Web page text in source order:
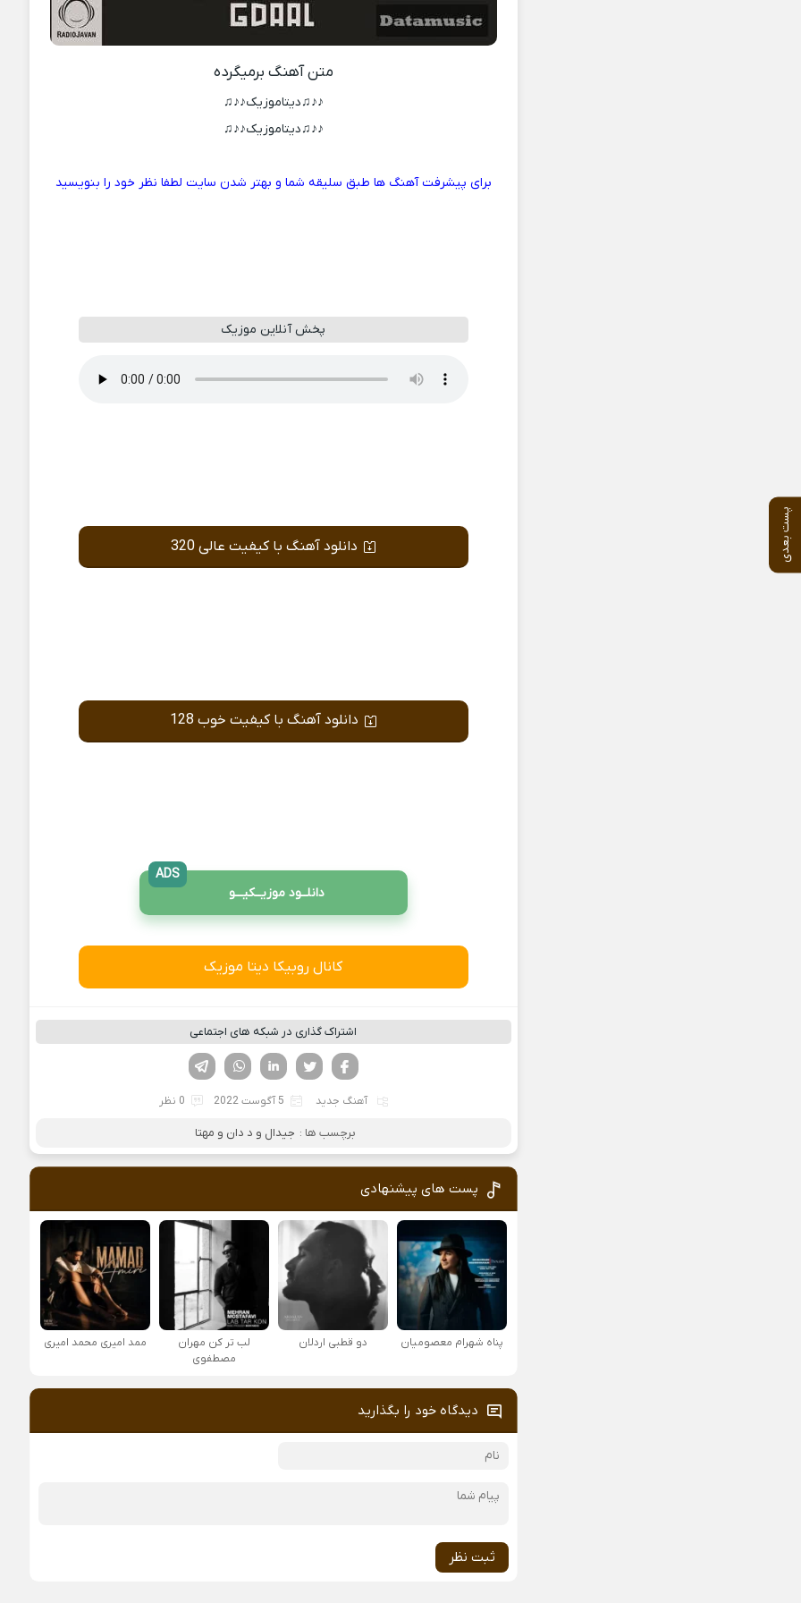
پست بعدی
متن آهنگ برمیگرده
♪♪♫دیتاموزیک♪♪♫
♪♪♫دیتاموزیک♪♪♫
برای پیشرفت آهنگ ها طبق سلیقه شما و بهتر شدن سایت لطفا نظر خود را بنویسید
پخش آنلاین موزیک
دانلود آهنگ با کیفیت عالی 320
دانلود آهنگ با کیفیت خوب 128
دانلــود موزیــکیـــو
ADS
کانال روبیکا دیتا موزیک
اشتراک گذاری در شبکه های اجتماعی
لینکدین تویتر
فیسوک
آهنگ جدید 5 آگوست 2022 0 نظر
برچسب ها : جیدال و د دان و مهتا
پست های پیشنهادی
پناه شهرام معصومیان دو قطبی اردلان
لب تر کن مهران
مصطفوی
ممد امیری محمد امیری
دیدگاه خود را بگذارید
ثبت نظر